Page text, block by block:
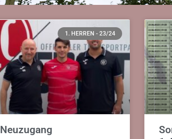
1. HERREN - 23/24
Neuzugang